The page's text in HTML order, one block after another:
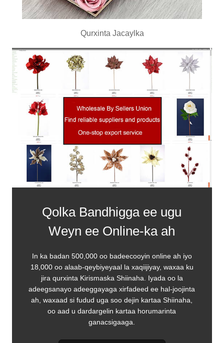
Qurxinta Jacaylka
Qolka Bandhigga ee ugu
Weyn ee Online-ka ah
In ka badan 500,000 oo badeecooyin online ah iyo
18,000 oo alaab-qeybiyeyaal la xaqiijiyay, waxaa ku
jira qurxinta Kirismaska ​​​​Shiinaha. Iyada oo la
adeegsanayo adeeggayaga xirfadeed ee hal-joojinta
ah, waxaad si fudud uga soo dejin kartaa Shiinaha,
oo aad u dardargelin kartaa horumarinta
ganacsigaaga.